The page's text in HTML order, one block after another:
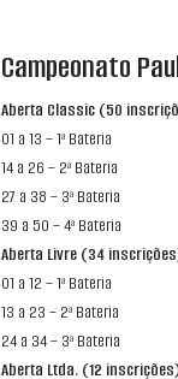
Campeonato
Aberta Classic (50
01 a 13 – 1ª Bateria
14 a 26 – 2ª Bateria
27 a 38 – 3ª Bateria
39 a 50 – 4ª Bateria
Aberta Livre (34
01 a 12 – 1ª Bateria
13 a 23 – 2ª Bateria
24 a 34 – 3ª Bateria
Aberta Ltda. (12